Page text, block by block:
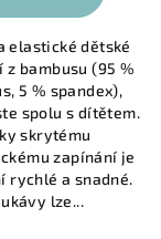
z
5
hvězdiček.
elastické dětské
z bambusu (95 %
5 % spandex),
spolu s dítětem.
skrytému
zapínání je
rychlé a snadné.
lze...